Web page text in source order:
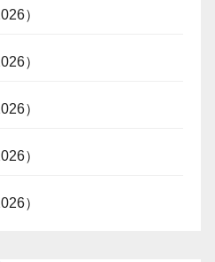
）
）
）
）
）